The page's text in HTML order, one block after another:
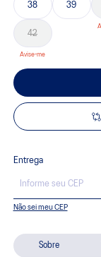
Sobre
38 39
42
Entrega
Não sei meu CEP